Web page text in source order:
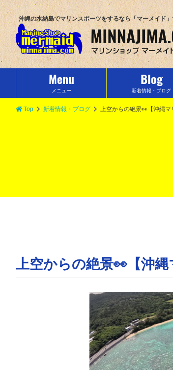
沖縄の水納島でマリンスポーツをするなら「マーメイド」
Menu
メニュー
Blog
新着情報・ブログ
Top 新着情報・ブログ 上空からの絶景👀【沖縄
上空からの絶景👀【沖